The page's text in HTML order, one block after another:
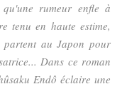
rumeur enfle à
tenu en haute estime,
au Japon pour
Dans ce roman
Endô éclaire une